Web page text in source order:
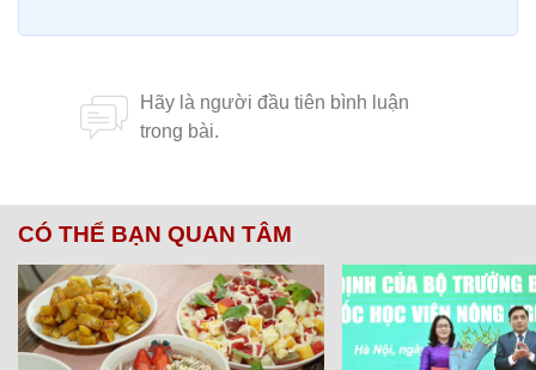
CÓ THỂ BẠN QUAN TÂM